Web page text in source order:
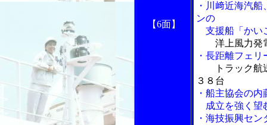
【6面】
・川﨑近海汽
ンの
支援船「かい
洋上風力発
・長距離フェ
トラック
３８台
・船主協会の
成立を強く望
・海技振興セ